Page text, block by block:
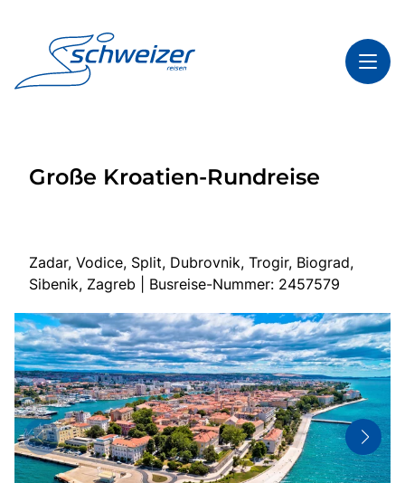
Highlights
Start
Mehrtagesreisen
Tagesfahrten
Bus anmieten
Kataloge
Kontakt
Große Kroatien-Rundreise
Zadar, Vodice, Split, Dubrovnik, Trogir, Biograd,
Sibenik, Zagreb | Busreise-Nummer: 2457579